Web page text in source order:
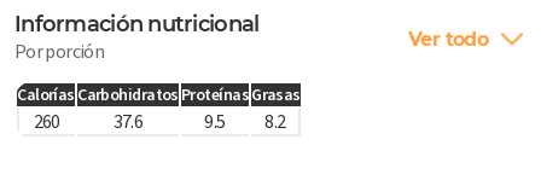
Información nutricional
Por porción Ver todo
Calorías Carbohidratos ProteínasGrasas
260 37.6 9.5 8.2